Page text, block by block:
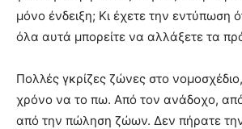
μόνο ένδειξη; Κι έχετε την εντύπωση
όλα αυτά μπορείτε να αλλάξετε τα
Πολλές γκρίζες ζώνες στο
χρόνο να το πω. Από τον ανάδοχο,
από την πώληση ζώων. Δεν πήρατε